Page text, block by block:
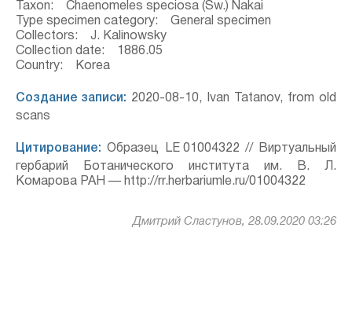
Taxon: Chaenomeles speciosa (Sw.) Nakai
Type specimen category: General specimen
Collectors: J. Kalinowsky
Collection date: 1886.05
Country: Korea
Создание записи: 2020-08-10, Ivan Tatanov, from old
scans
Цитирование: Образец LE 01004322 // Виртуальный
гербарий Ботанического института им. В. Л.
Комарова РАН — http://rr.herbariumle.ru/01004322
Дмитрий Сластунов, 28.09.2020 03:26